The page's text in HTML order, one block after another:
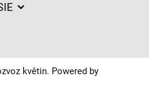
der Möglichkeiten
květin. Powered by